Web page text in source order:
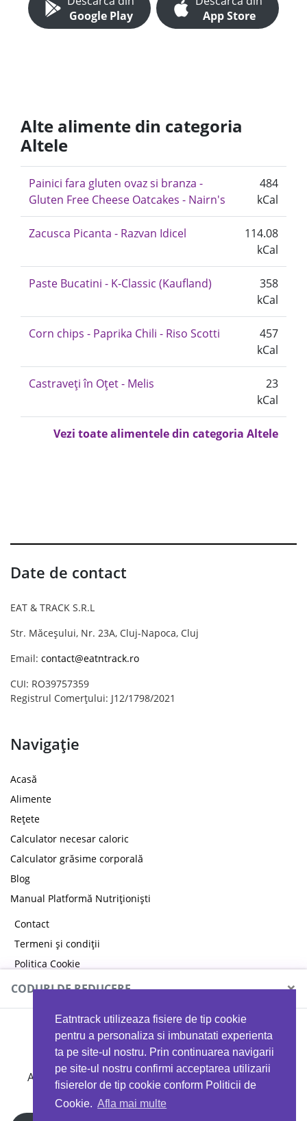
Eatntrack utilizeaza fisiere de tip cookie
pentru a personaliza si imbunatati experienta
ta pe site-ul nostru. Prin continuarea navigarii
pe site-ul nostru confirmi acceptarea utilizarii
fisierelor de tip cookie conform Politicii de
Cookie. Afla mai multe
Google Play
App Store
Alte alimente din categoria
Altele
Painici fara gluten ovaz si branza -
Gluten Free Cheese Oatcakes - Nairn's
484
kCal
Zacusca Picanta - Razvan Idicel
114.08
kCal
Paste Bucatini - K-Classic (Kaufland)
358
kCal
Corn chips - Paprika Chili - Riso Scotti
457
kCal
Castraveți în Oțet - Melis
23
kCal
Vezi toate alimentele din categoria Altele
Date de contact
EAT & TRACK S.R.L
Str. Măceșului, Nr. 23A, Cluj-Napoca, Cluj
Email: contact@eatntrack.ro
CUI: RO39757359
Registrul Comerțului: J12/1798/2021
Navigație
Acasă
Alimente
Rețete
Calculator necesar caloric
Calculator grăsime corporală
Blog
Manual Platformă Nutriționiști
Contact
Termeni și condiții
Politica Cookie
Politica de confidențialitate
CODURI DE REDUCERE ×
MYPROTEIN
Ai 40%reducere la orice comandă folosind codul
EATTRACK